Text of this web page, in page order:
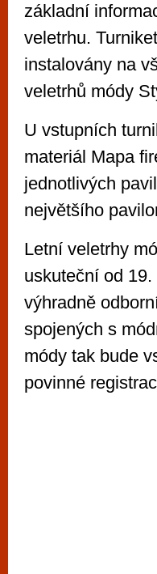
základní
veletrhu.
instalovány na
veletrhů módy
U vstupních
materiál Mapa
jednotlivých
největšího
Letní veletrhy
uskuteční od
výhradně
spojených s
módy tak bude
povinné